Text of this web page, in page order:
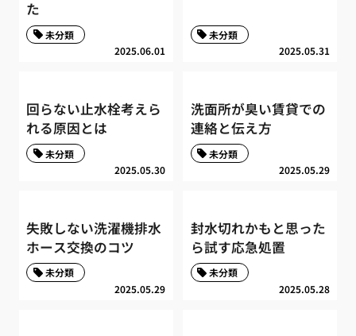
た
2025.06.01
未分類
2025.05.31
未分類
回らない止水栓考えら
れる原因とは
2025.05.30
未分類
洗面所が臭い賃貸での
連絡と伝え方
2025.05.29
未分類
失敗しない洗濯機排水
ホース交換のコツ
2025.05.29
未分類
封水切れかもと思った
ら試す応急処置
2025.05.28
未分類